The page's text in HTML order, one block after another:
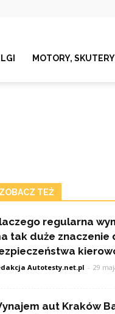
MOTORY,
ZOBACZ TEŻ
regularna
tak duże znaczenie
Autotesty.net.pl - 29
aut Kraków